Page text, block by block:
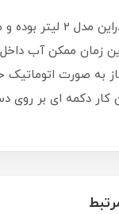
زمان ممکن آب
به صورت اتوماتیک
کار دکمه ای بر